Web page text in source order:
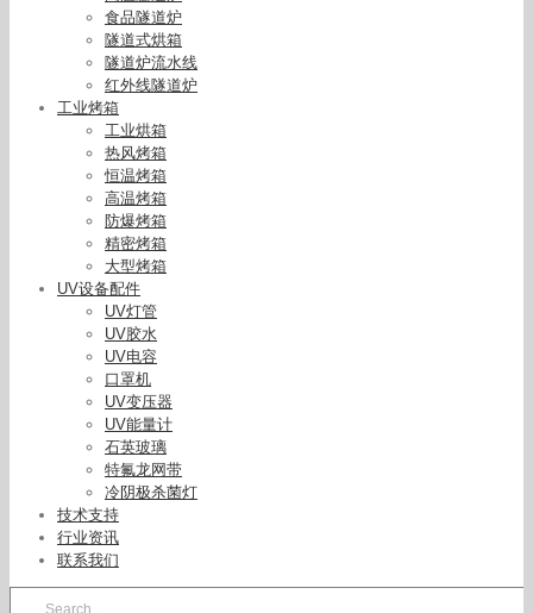
食品隧道炉
隧道式烘箱
隧道炉流水线
红外线隧道炉
工业烤箱
工业烘箱
热风烤箱
恒温烤箱
高温烤箱
防爆烤箱
精密烤箱
大型烤箱
UV设备配件
UV灯管
UV胶水
UV电容
口罩机
UV变压器
UV能量计
石英玻璃
特氟龙网带
冷阴极杀菌灯
技术支持
行业资讯
联系我们
工厂直销线路板LEDUV机,通用型LEDUV机,标准型